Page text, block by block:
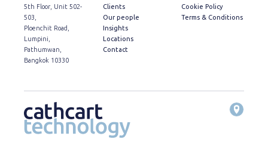
5th Floor, Unit 502-
503,
Ploenchit Road,
Lumpini,
Pathumwan,
Bangkok 10330
Clients
Our people
Insights
Locations
Contact
Cookie Policy
Terms & Conditions